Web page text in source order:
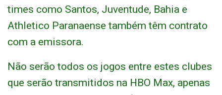
times como Santos, Juventude, Bahia e
Athletico Paranaense também têm contrato
com a emissora.
Não serão todos os jogos entre estes clubes
que serão transmitidos na HBO Max, apenas